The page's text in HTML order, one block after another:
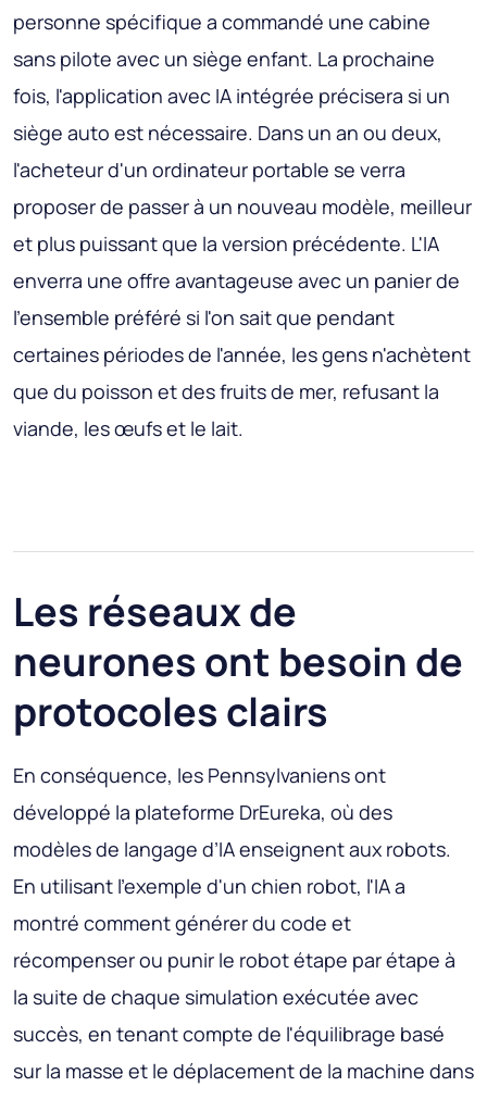
personne spécifique a commandé une cabine
sans pilote avec un siège enfant. La prochaine
fois, l'application avec IA intégrée précisera si un
siège auto est nécessaire. Dans un an ou deux,
l'acheteur d'un ordinateur portable se verra
proposer de passer à un nouveau modèle, meilleur
et plus puissant que la version précédente. L'IA
enverra une offre avantageuse avec un panier de
l'ensemble préféré si l'on sait que pendant
certaines périodes de l'année, les gens n'achètent
que du poisson et des fruits de mer, refusant la
viande, les œufs et le lait.
Les réseaux de
neurones ont besoin de
protocoles clairs
En conséquence, les Pennsylvaniens ont
développé la plateforme DrEureka, où des
modèles de langage d’IA enseignent aux robots.
En utilisant l'exemple d'un chien robot, l'IA a
montré comment générer du code et
récompenser ou punir le robot étape par étape à
la suite de chaque simulation exécutée avec
succès, en tenant compte de l'équilibrage basé
sur la masse et le déplacement de la machine dans